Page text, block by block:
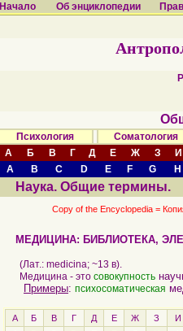
Начало Об энциклопедии
Психология Соматология
А
Б В Г Д Е Ж З И
A
B C D E F G H
Наука. Общие термины.
Copy of the Encyclopedia =
МЕДИЦИНА: БИБЛИОТЕКА,
(Лат.: medicina; ~13 в).
Медицина - это совокупность
Примеры: психосоматическая
А Б В Г Д Е Ж З И